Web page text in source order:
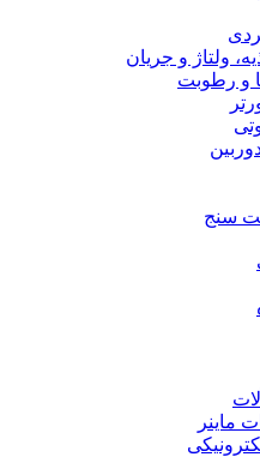
ولتاژ و جریان
و رطوبت
سنج
ماینر